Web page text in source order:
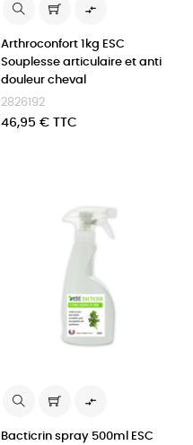

Arthroconfort 1kg ESC
Souplesse articulaire et anti
douleur cheval
2826192
Prix
46,95 € TTC

Bacticrin spray 500ml ESC